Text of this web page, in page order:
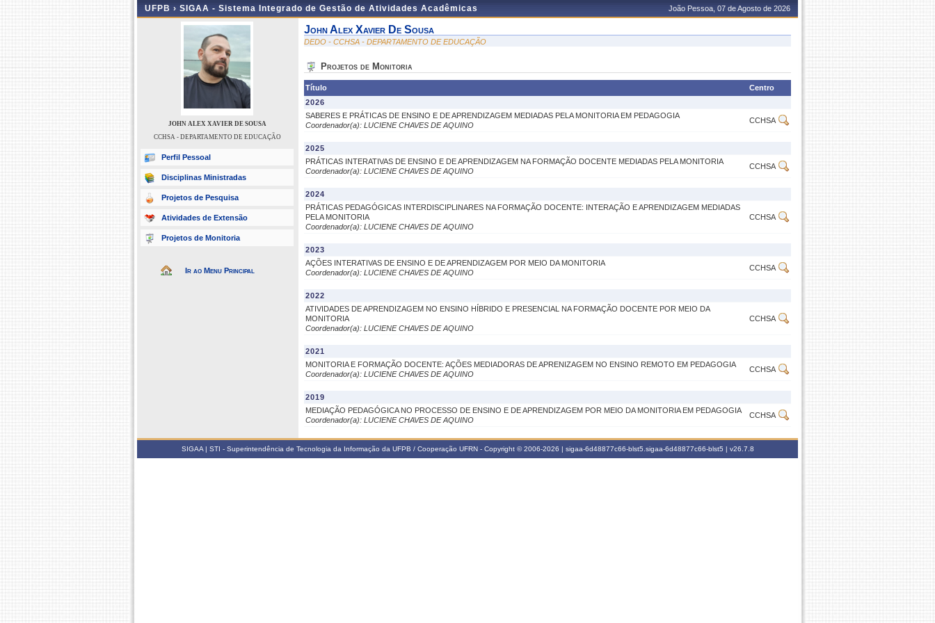
UFPB › SIGAA - Sistema Integrado de Gestão de Atividades Acadêmicas João Pessoa, 07 de Agosto de 2026
JOHN ALEX XAVIER DE SOUSA
CCHSA - DEPARTAMENTO DE EDUCAÇÃO
Perfil Pessoal
Disciplinas Ministradas
Projetos de Pesquisa
Atividades de Extensão
Projetos de Monitoria
Ir ao Menu Principal
John Alex Xavier De Sousa
DEDO - CCHSA - DEPARTAMENTO DE EDUCAÇÃO
Projetos de Monitoria
Título
Centro
2026
SABERES E PRÁTICAS DE ENSINO E DE APRENDIZAGEM MEDIADAS PELA MONITORIA EM PEDAGOGIA
Coordenador(a): LUCIENE CHAVES DE AQUINO
CCHSA
2025
PRÁTICAS INTERATIVAS DE ENSINO E DE APRENDIZAGEM NA FORMAÇÃO DOCENTE MEDIADAS PELA MONITORIA
Coordenador(a): LUCIENE CHAVES DE AQUINO
CCHSA
2024
PRÁTICAS PEDAGÓGICAS INTERDISCIPLINARES NA FORMAÇÃO DOCENTE: INTERAÇÃO E APRENDIZAGEM MEDIADAS
PELA MONITORIA
Coordenador(a): LUCIENE CHAVES DE AQUINO
CCHSA
2023
AÇÕES INTERATIVAS DE ENSINO E DE APRENDIZAGEM POR MEIO DA MONITORIA
Coordenador(a): LUCIENE CHAVES DE AQUINO
CCHSA
2022
ATIVIDADES DE APRENDIZAGEM NO ENSINO HÍBRIDO E PRESENCIAL NA FORMAÇÃO DOCENTE POR MEIO DA
MONITORIA
Coordenador(a): LUCIENE CHAVES DE AQUINO
CCHSA
2021
MONITORIA E FORMAÇÃO DOCENTE: AÇÕES MEDIADORAS DE APRENIZAGEM NO ENSINO REMOTO EM PEDAGOGIA
Coordenador(a): LUCIENE CHAVES DE AQUINO
CCHSA
2019
MEDIAÇÃO PEDAGÓGICA NO PROCESSO DE ENSINO E DE APRENDIZAGEM POR MEIO DA MONITORIA EM PEDAGOGIA
Coordenador(a): LUCIENE CHAVES DE AQUINO
CCHSA
SIGAA | STI - Superintendência de Tecnologia da Informação da UFPB / Cooperação UFRN - Copyright © 2006-2026 | sigaa-6d48877c66-blst5.sigaa-6d48877c66-blst5 | v26.7.8